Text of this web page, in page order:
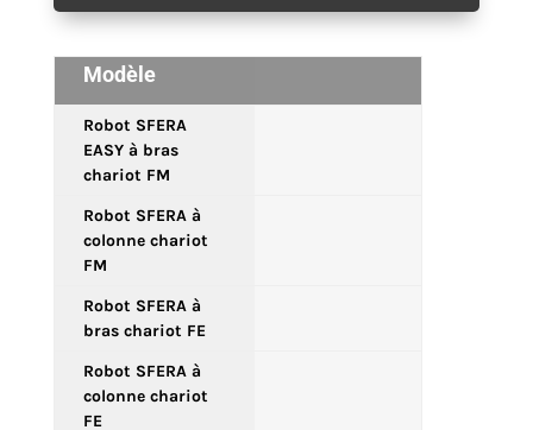
Modèle
Robot SFERA
EASY à bras
chariot FM
Robot SFERA à
colonne chariot
FM
Robot SFERA à
bras chariot FE
Robot SFERA à
colonne chariot
FE